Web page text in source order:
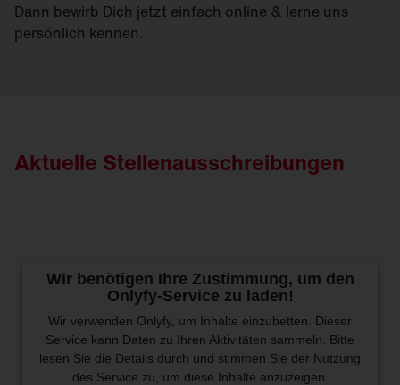
Dann bewirb Dich jetzt einfach online & lerne uns
persönlich kennen.
Aktuelle Stellenausschreibungen
Wir benötigen Ihre Zustimmung, um den
Onlyfy-Service zu laden!
Wir verwenden Onlyfy, um Inhalte einzubetten. Dieser
Service kann Daten zu Ihren Aktivitäten sammeln. Bitte
lesen Sie die Details durch und stimmen Sie der Nutzung
des Service zu, um diese Inhalte anzuzeigen.